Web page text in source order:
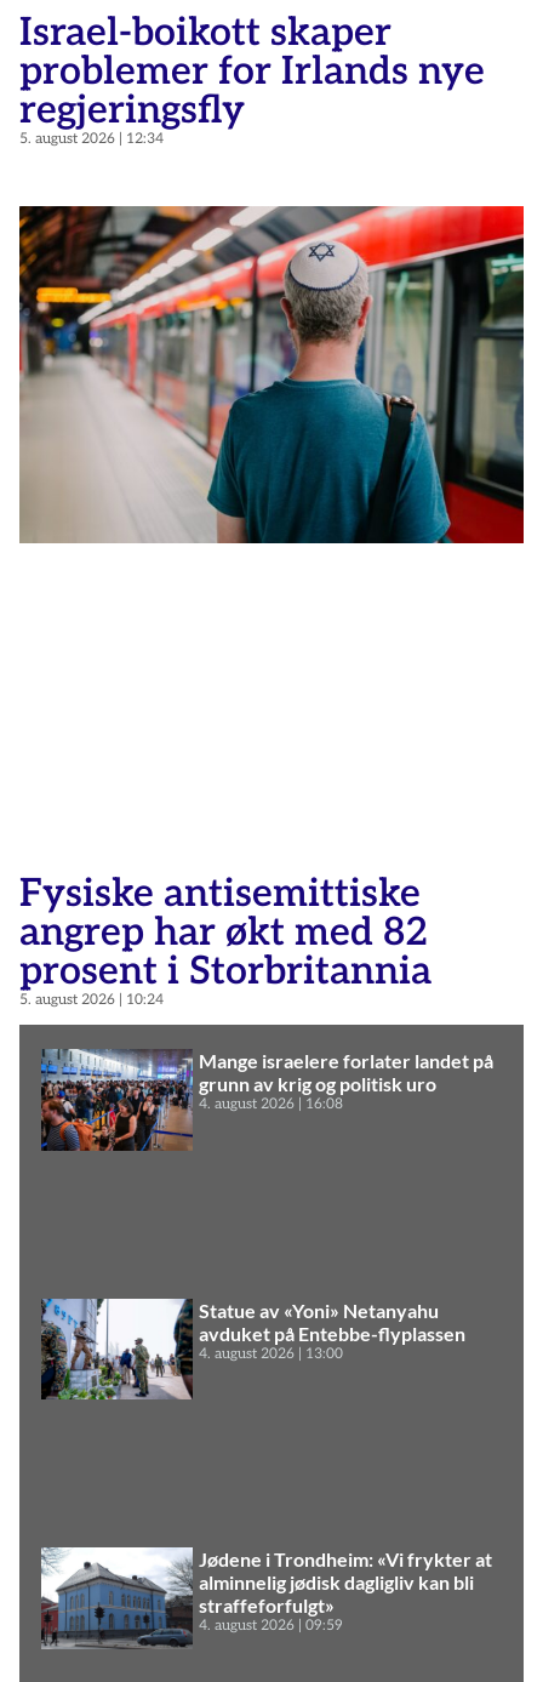
Israel-boikott skaper
problemer for Irlands nye
regjeringsfly
5. august 2026 12:34
Fysiske antisemittiske
angrep har økt med 82
prosent i Storbritannia
5. august 2026 10:24
Mange israelere forlater landet på
grunn av krig og politisk uro
4. august 2026 16:08
Statue av «Yoni» Netanyahu
avduket på Entebbe-flyplassen
4. august 2026 13:00
Jødene i Trondheim: «Vi frykter at
alminnelig jødisk dagligliv kan bli
straffeforfulgt»
4. august 2026 09:59